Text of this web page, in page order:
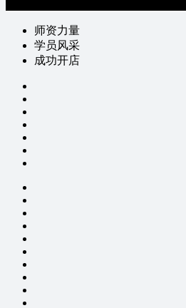
师资力量
学员风采
成功开店